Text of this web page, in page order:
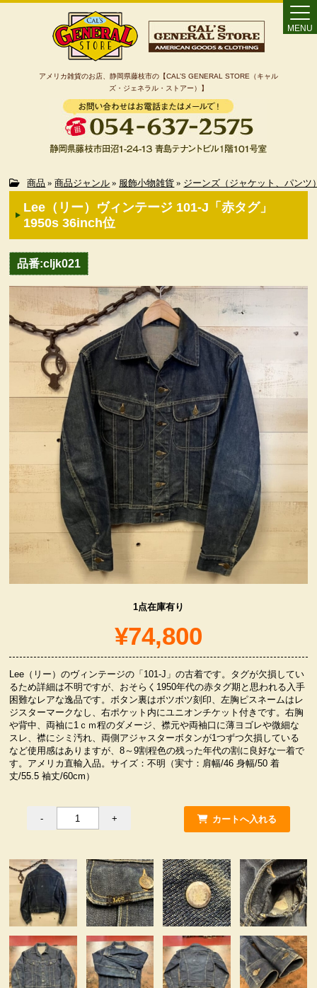
アメリカ雑貨のお店、静岡県藤枝市の【CAL’S GENERAL STORE（キャル
ズ・ジェネラル・ストアー）】
MENU
Home
カテゴリー検索
ヴィンテージ・グッズ
LIFE誌 企業広告切り抜き
ファイヤーキング他
コカコーラ・グッズ
カンパニー・グッズ
キャラクター・グッズ
喫煙具
服飾小物雑貨
商品 » 商品ジャンル » 服飾小物雑貨 » ジーンズ（ジャケット、パンツ
Lee（リー）ヴィンテージ 101-J「赤タグ」
1950s 36inch位
品番:cljk021
1点在庫有り
¥74,800
Lee（リー）のヴィンテージの「101-J」の古着です。タグが欠損してい
るため詳細は不明ですが、おそらく1950年代の赤タグ期と思われる入手
困難なレアな逸品です。ボタン裏はボツボツ刻印、左胸ピスネームはレ
ジスターマークなし、右ポケット内にユニオンチケット付きです。右胸
や背中、両袖に1ｃｍ程のダメージ、襟元や両袖口に薄ヨゴレや微細な
スレ、襟にシミ汚れ、両側アジャスターボタンが1つずつ欠損している
など使用感はありますが、8～9割程色の残った年代の割に良好な一着で
す。アメリカ直輸入品。サイズ：不明（実寸：肩幅/46 身幅/50 着
丈/55.5 袖丈/60cm）